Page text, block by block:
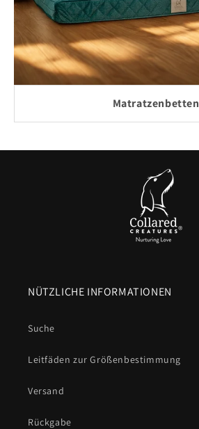
Matratzenbetten
NÜTZLICHE INFORMATIONEN
Suche
Leitfäden zur Größenbestimmung
Versand
Rückgabe